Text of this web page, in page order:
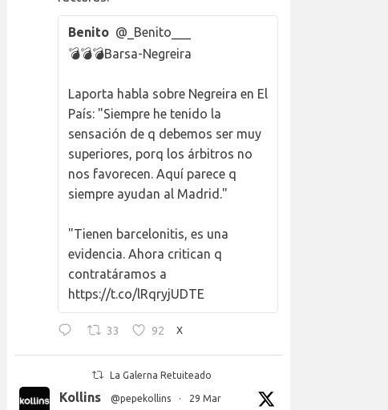
Benito @_Benito___
💣💣💣Barsa-Negreira
Laporta habla sobre Negreira en El
País: "Siempre he tenido la
sensación de q debemos ser muy
superiores, porq los árbitros no
nos favorecen. Aquí parece q
siempre ayudan al Madrid."
"Tienen barcelonitis, es una
evidencia. Ahora critican q
contratáramos a
https://t.co/lRqryjUDTE
33 92 X
La Galerna Retuiteado
Kollins @pepekollins · 29 Mar